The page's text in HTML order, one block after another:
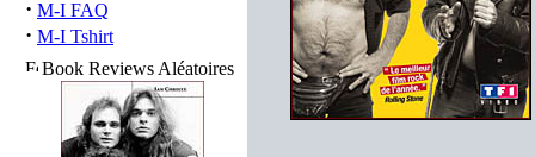
· M-I FAQ
· M-I Tshirt
Book Reviews Aléatoires